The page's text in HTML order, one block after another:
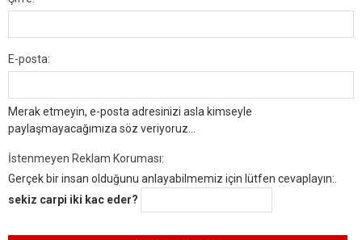
E-posta:
Merak etmeyin, e-posta adresinizi asla kimseyle
paylaşmayacağımıza söz veriyoruz...
İstenmeyen Reklam Koruması:
Gerçek bir insan olduğunu anlayabilmemiz için lütfen cevaplayın:.
sekiz carpi iki kac eder?